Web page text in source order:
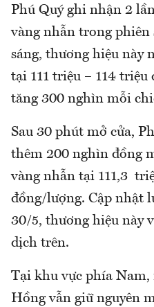
Phú Quý ghi nhận 2
vàng nhẫn trong phiên
sáng, thương hiệu này
tại 111 triệu – 114
tăng 300 nghìn mỗi
Sau 30 phút mở cửa,
thêm 200 nghìn đồng
vàng nhẫn tại 111,3
đồng/lượng. Cập nhật
30/5, thương hiệu này
dịch trên.
Tại khu vực phía Nam,
Hồng vẫn giữ nguyên